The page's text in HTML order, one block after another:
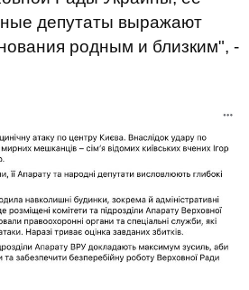
депутаты выражают
родным и близким", -